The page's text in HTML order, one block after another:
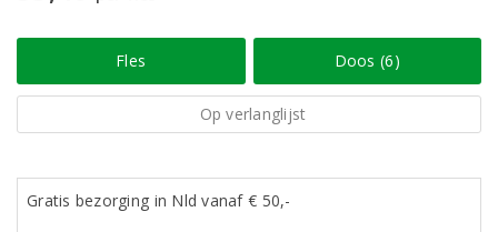
Fles Doos (6)
Op verlanglijst
Gratis bezorging in Nld vanaf € 50,-